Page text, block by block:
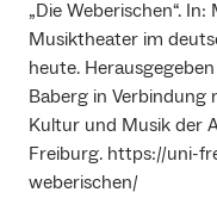
„Die Weberischen“.
Musiktheater im
heute.
Baberg in
Kultur und Musik der
Freiburg. https://uni-
weberischen/